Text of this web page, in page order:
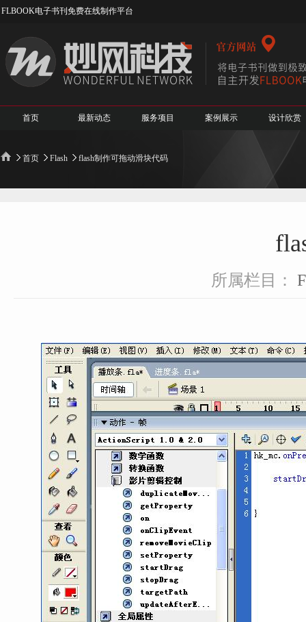
FLBOOK电子书刊免费在线制作平台
首页 最新动态 服务项目 案例展示 设计欣赏
首页 Flash flash制作可拖动滑块代码
所属栏目：